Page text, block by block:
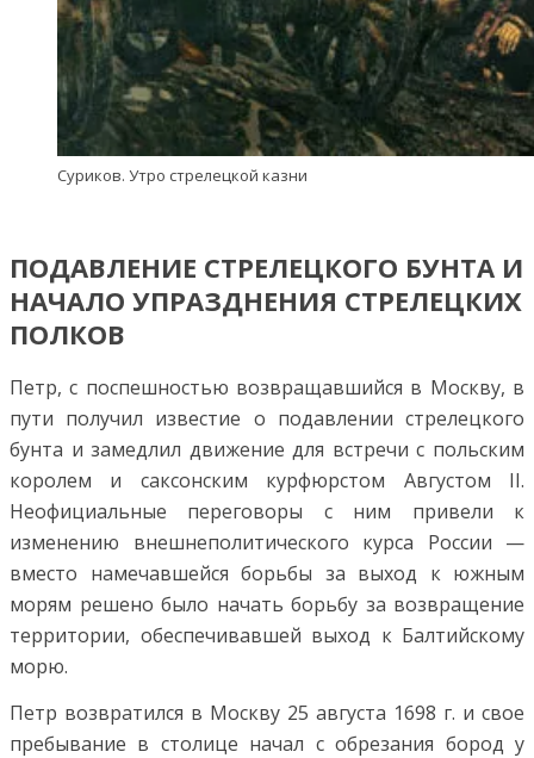
Суриков. Утро стрелецкой казни
ПОДАВЛЕНИЕ СТРЕЛЕЦКОГО БУНТА И
НАЧАЛО УПРАЗДНЕНИЯ СТРЕЛЕЦКИХ
ПОЛКОВ
Петр, с поспешностью возвращавшийся в Москву, в
пути получил известие о подавлении стрелецкого
бунта и замедлил движение для встречи с польским
королем и саксонским курфюрстом Августом II.
Неофициальные переговоры с ним привели к
изменению внешнеполитического курса России —
вместо намечавшейся борьбы за выход к южным
морям решено было начать борьбу за возвращение
территории, обеспечивавшей выход к Балтийскому
морю.
Петр возвратился в Москву 25 августа 1698 г. и свое
пребывание в столице начал с обрезания бород у